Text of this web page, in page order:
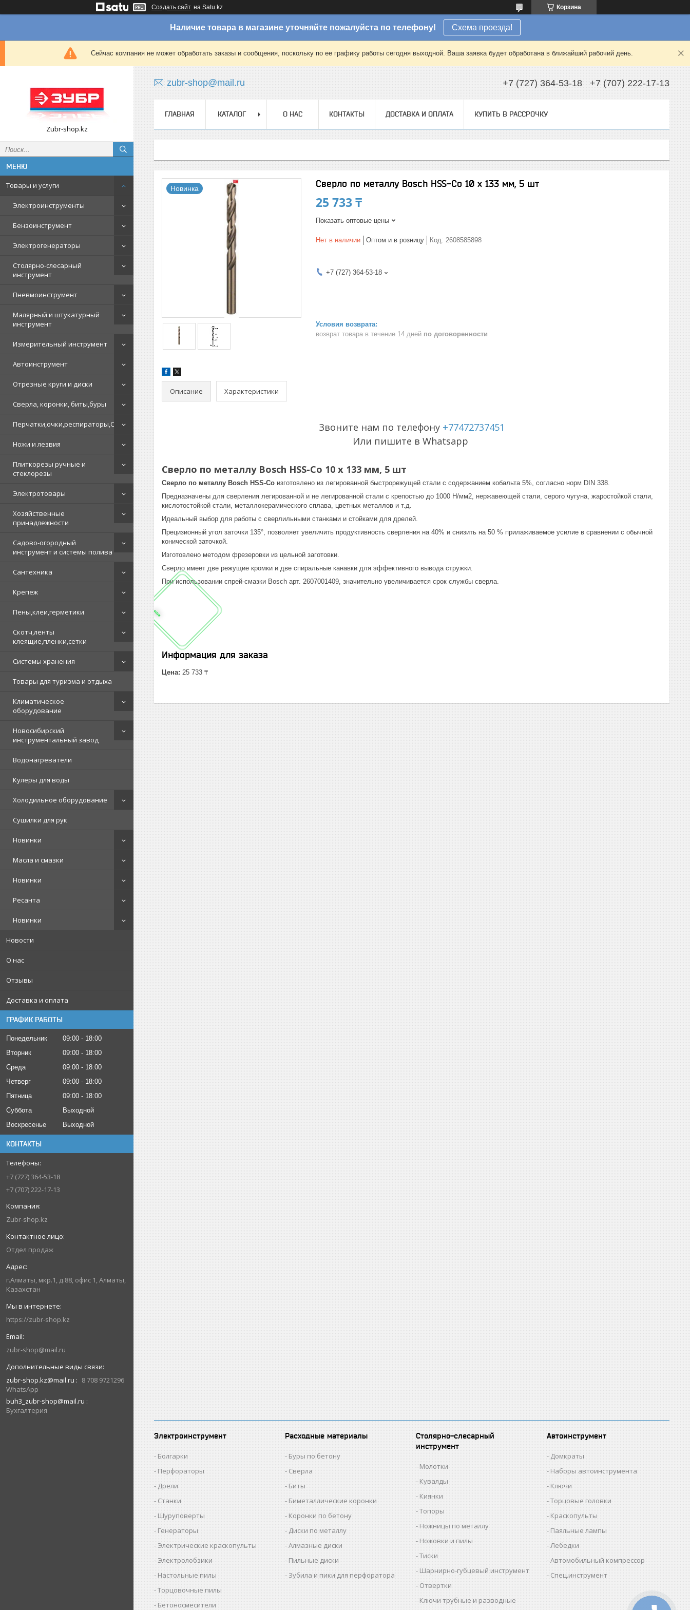
Создать сайт на Satu.kz Корзина
Наличие товара в магазине уточняйте пожалуйста по телефону! Схема проезда!
Сейчас компания не может обработать заказы и сообщения, поскольку по ее графику работы сегодня выходной. Ваша заявка будет обработана в ближайший рабочий день.
Zubr-shop.kz
Товары и услуги
Электроинструменты
Бензоинструмент
Электрогенераторы
Столярно-слесарный
инструмент
Пневмоинструмент
Малярный и штукатурный
инструмент
Измерительный инструмент
Автоинструмент
Отрезные круги и диски
Сверла, коронки, биты,буры
Перчатки,очки,респираторы,СИЗ
Ножи и лезвия
Плиткорезы ручные и
стеклорезы
Электротовары
Хозяйственные
принадлежности
Садово-огородный
инструмент и системы полива
Сантехника
Крепеж
Пены,клеи,герметики
Скотч,ленты
клеящие,пленки,сетки
Системы хранения
Товары для туризма и отдыха
Климатическое
оборудование
Новосибирский
инструментальный завод
Водонагреватели
Кулеры для воды
Холодильное оборудование
Сушилки для рук
Новинки
Масла и смазки
Новинки
Ресанта
Новинки
Новости
О нас
Отзывы
Доставка и оплата
ГРАФИК РАБОТЫ
Понедельник 09:00
18:00
Вторник
09:00
18:00
Среда
09:00
18:00
Четверг
09:00
18:00
Пятница
09:00
18:00
Суббота
Выходной
Воскресенье
Выходной
КОНТАКТЫ
+7 (727) 364-53-18
+7 (707) 222-17-13
Zubr-shop.kz
Отдел продаж
г.Алматы, мкр.1, д.88, офис 1, Алматы,
Казахстан
https://zubr-shop.kz
zubr-shop@mail.ru
zubr-shop.kz@mail.ru
8 708 9721296
WhatsApp
buh3_zubr-shop@mail.ru
Бухгалтерия
zubr-shop@mail.ru +7 (727) 364-53-18 +7 (707) 222-17-13
ГЛАВНАЯ КАТАЛОГ О НАС КОНТАКТЫ ДОСТАВКА И ОПЛАТА КУПИТЬ В РАССРОЧКУ
Новинка Сверло по металлу Bosch HSS-Co 10 x 133 мм, 5 шт
25 733 ₸
Показать оптовые цены
Нет в наличии Оптом и в розницу Код: 2608585898
+7 (727) 364-53-18
возврат товара в течение 14 дней по договоренности
Описание Характеристики
Звоните нам по телефону +77472737451
Или пишите в Whatsapp
Сверло по металлу Bosch HSS-Co 10 x 133 мм, 5 шт
Сверло по металлу Bosch HSS-Co изготовлено из легированной быстрорежущей стали с содержанием кобальта 5%, согласно норм DIN 338.
Предназначены для сверления легированной и не легированной стали с крепостью до 1000 Н/мм2, нержавеющей стали, серого чугуна, жаростойкой стали,
кислотостойкой стали, металлокерамического сплава, цветных металлов и т.д.
Идеальный выбор для работы с сверлильными станками и стойками для дрелей.
Прецизионный угол заточки 135°, позволяет увеличить продуктивность сверления на 40% и снизить на 50 % прилаживаемое усилие в сравнении с обычной
конической заточкой.
Изготовлено методом фрезеровки из цельной заготовки.
Сверло имеет две режущие кромки и две спиральные канавки для эффективного вывода стружки.
При использовании спрей-смазки Bosch арт. 2607001409, значительно увеличивается срок службы сверла.
Информация для заказа
Цена: 25 733 ₸
Электроинструмент
Болгарки
Перфораторы
Дрели
Станки
Шуруповерты
Генераторы
Электрические краскопульты
Электролобзики
Настольные пилы
Торцовочные пилы
Бетоносмесители
Расходные материалы
Буры по бетону
Сверла
Биты
Биметаллические коронки
Коронки по бетону
Диски по металлу
Алмазные диски
Пильные диски
Зубила и пики для перфоратора
Столярно-слесарный
инструмент
Молотки
Кувалды
Киянки
Топоры
Ножницы по металлу
Ножовки и пилы
Тиски
Шарнирно-губцевый инструмент
Отвертки
Ключи трубные и разводные
Автоинструмент
Домкраты
Наборы автоинструмента
Ключи
Торцовые головки
Краскопульты
Паяльные лампы
Лебедки
Автомобильный компрессор
Спец.инструмент